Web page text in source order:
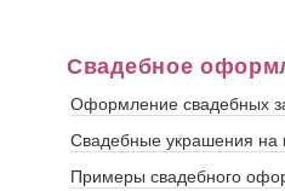
Свадебное
Оформление свадебных
Свадебные украшения на
Примеры свадебного